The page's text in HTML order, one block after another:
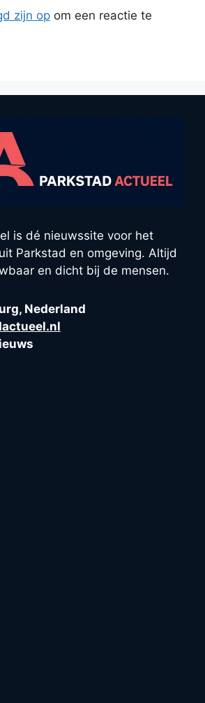
zijn op om een reactie te
is dé nieuwssite voor het
Parkstad en omgeving. Altijd
en dicht bij de mensen.
Nederland